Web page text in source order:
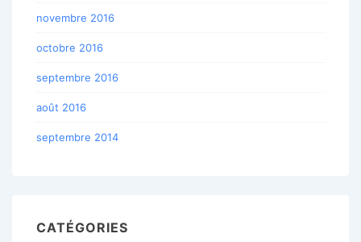
novembre 2016
octobre 2016
septembre 2016
août 2016
septembre 2014
CATÉGORIES